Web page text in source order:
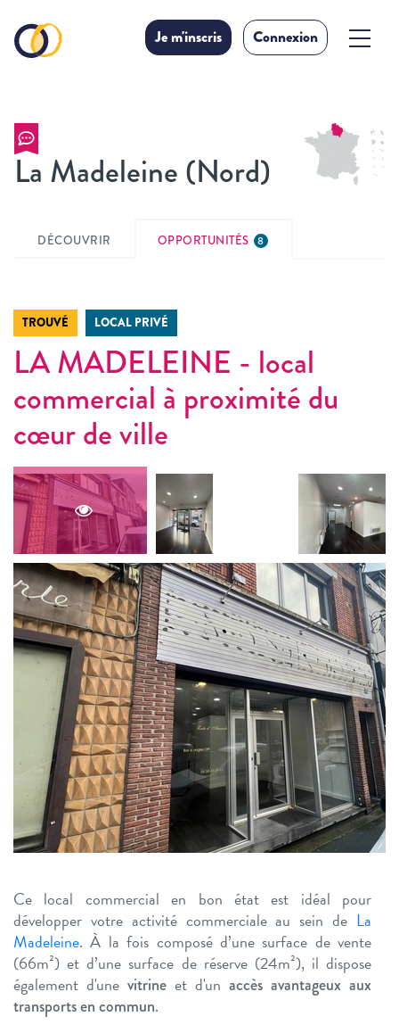
Je m'inscris Connexion
La Madeleine (Nord)
DÉCOUVRIR OPPORTUNITÉS 8
TROUVÉ LOCAL PRIVÉ
LA MADELEINE - local
commercial à proximité du
cœur de ville
Ce local commercial en bon état est idéal pour
développer votre activité commerciale au sein de La
Madeleine. À la fois composé d’une surface de vente
(66m²) et d’une surface de réserve (24m²), il dispose
également d'une vitrine et d'un accès avantageux aux
transports en commun.